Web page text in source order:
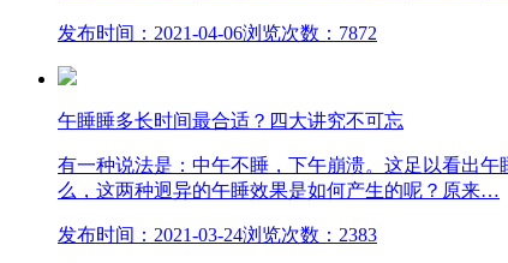
发布时间：2021-04-06浏览次数：7872
午睡睡多长时间最合适？四大讲究不可忘
有一种说法是：中午不睡，下午崩溃。这足以看出
么，这两种迥异的午睡效果是如何产生的呢？原来…
发布时间：2021-03-24浏览次数：2383